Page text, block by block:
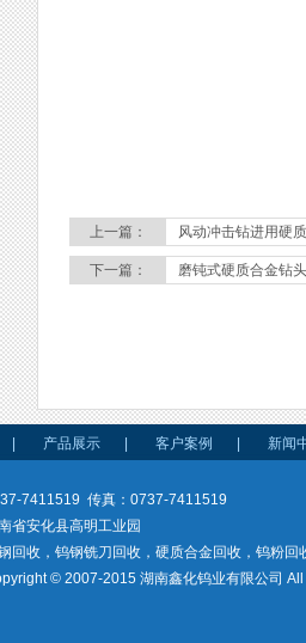
上一篇： 风动冲击钻进用硬
下一篇： 磨钝式硬质合金钻头
产品展示 客户案例 新闻
7411519 传真：0737-7411519
安化县高明工业园
回收，钨钢铣刀回收，硬质合金回收，钨粉回
© 2007-2015 湖南鑫化钨业有限公司